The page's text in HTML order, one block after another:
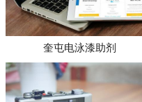
奎屯电泳漆助剂